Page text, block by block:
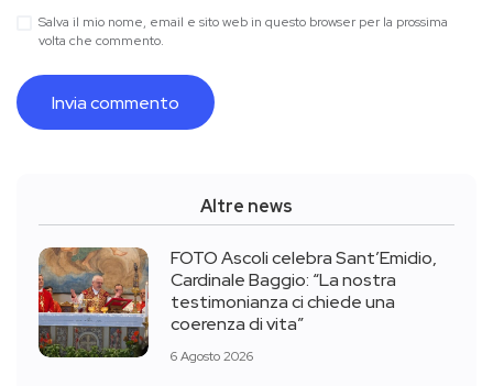
Salva il mio nome, email e sito web in questo browser per la prossima
volta che commento.
Altre news
FOTO Ascoli celebra Sant’Emidio,
Cardinale Baggio: “La nostra
testimonianza ci chiede una
coerenza di vita”
6 Agosto 2026